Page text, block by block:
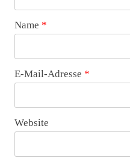
Name *
E-Mail-Adresse *
Website